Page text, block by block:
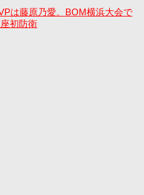
は藤原乃愛。BOM横浜大会で
初防衛